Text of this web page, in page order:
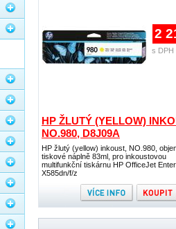
HP ŽLUTÝ (YELLOW)
NO.980, D8J09A
HP žlutý (yellow) inkoust, NO.980,
tiskové náplně 83ml, pro inkoustovou
multifunkční tiskárnu HP OfficeJet
X585dn/f/z
2
s DPH